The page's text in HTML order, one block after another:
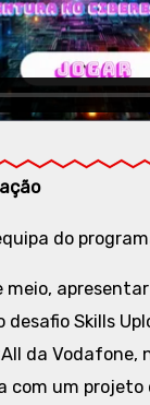
do
meio,
Skills
da Vodafone,
com um projeto